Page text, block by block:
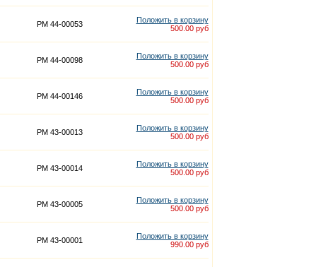
PM 44-00053
Положить в корзину
500.00 руб
PM 44-00098
Положить в корзину
500.00 руб
PM 44-00146
Положить в корзину
500.00 руб
PM 43-00013
Положить в корзину
500.00 руб
PM 43-00014
Положить в корзину
500.00 руб
PM 43-00005
Положить в корзину
500.00 руб
PM 43-00001
Положить в корзину
990.00 руб